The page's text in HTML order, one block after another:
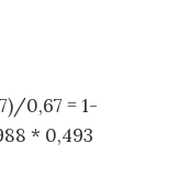
0,67 = 1-
* 0,493